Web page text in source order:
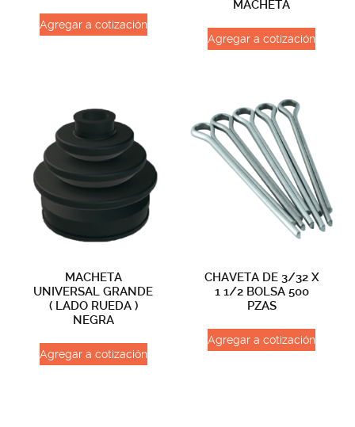
Agregar a cotización
MACHETA
Agregar a cotización
MACHETA
UNIVERSAL GRANDE
( LADO RUEDA )
NEGRA
Agregar a cotización
CHAVETA DE 3/32 X
1 1/2 BOLSA 500
PZAS
Agregar a cotización